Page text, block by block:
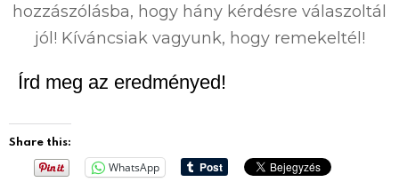
hozzászólásba, hogy hány kérdésre válaszoltál
jól! Kíváncsiak vagyunk, hogy remekeltél!
Írd meg az eredményed!
Share this:
WhatsApp